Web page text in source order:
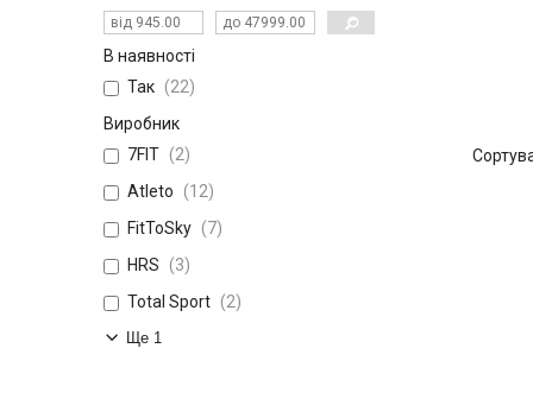
В наявності
Так
22
Виробник
7FIT
2
Atleto
12
FitToSky
7
HRS
3
Total Sport
2
Ще 1